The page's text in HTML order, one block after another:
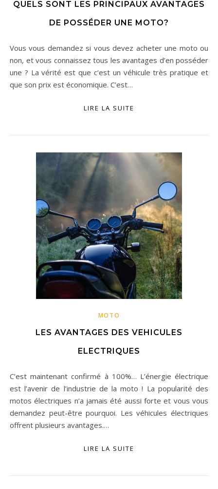
QUELS SONT LES PRINCIPAUX AVANTAGES
DE POSSÉDER UNE MOTO?
Vous vous demandez si vous devez acheter une moto ou
non, et vous connaissez tous les avantages d’en posséder
une ? La vérité est que c’est un véhicule très pratique et
que son prix est économique. C’est…
LIRE LA SUITE
MOTO
LES AVANTAGES DES VEHICULES
ELECTRIQUES
C’est maintenant confirmé à 100%… L’énergie électrique
est l’avenir de l’industrie de la moto ! La popularité des
motos électriques n’a jamais été aussi forte et vous vous
demandez peut-être pourquoi. Les véhicules électriques
offrent plusieurs avantages.…
LIRE LA SUITE